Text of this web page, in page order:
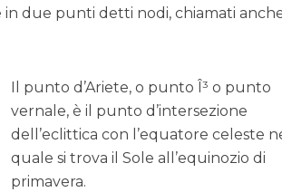
in due punti detti nodi, chiamati
Il punto d’Ariete, o punto Î³ o punto
vernale, è il punto d’intersezione
dell’eclittica con l’equatore celeste
quale si trova il Sole all’equinozio di
primavera.